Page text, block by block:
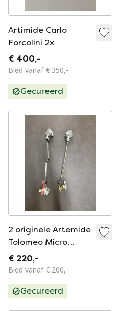
Artimide Carlo
Forcolini 2x
€ 400,-
Bied vanaf € 350,-
Gecureerd
2 originele Artemide
Tolomeo Micro
wandlampen
€ 220,-
Bied vanaf € 200,-
Gecureerd